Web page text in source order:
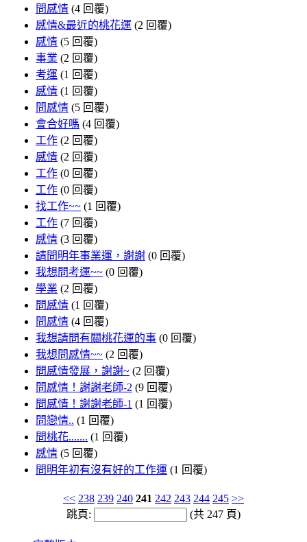
問感情 (4 回覆)
感情&最近的桃花運 (2 回覆)
感情 (5 回覆)
事業 (2 回覆)
考運 (1 回覆)
感情 (1 回覆)
問感情 (5 回覆)
會合好嗎 (4 回覆)
工作 (2 回覆)
感情 (2 回覆)
工作 (0 回覆)
工作 (0 回覆)
找工作~~ (1 回覆)
工作 (7 回覆)
感情 (3 回覆)
請問明年事業運，謝謝 (0 回覆)
我想問考運~~ (0 回覆)
學業 (2 回覆)
問感情 (1 回覆)
問感情 (4 回覆)
我想請問有關桃花運的事 (0 回覆)
我想問感情~~ (2 回覆)
問感情發展，謝謝~ (2 回覆)
問感情！謝謝老師-2 (9 回覆)
問感情！謝謝老師-1 (1 回覆)
問戀情.. (1 回覆)
問桃花....... (1 回覆)
感情 (5 回覆)
問明年初有沒有好的工作運 (1 回覆)
<< 238 239 240 241 242 243 244 245 >>
跳頁:
(共 247 頁)